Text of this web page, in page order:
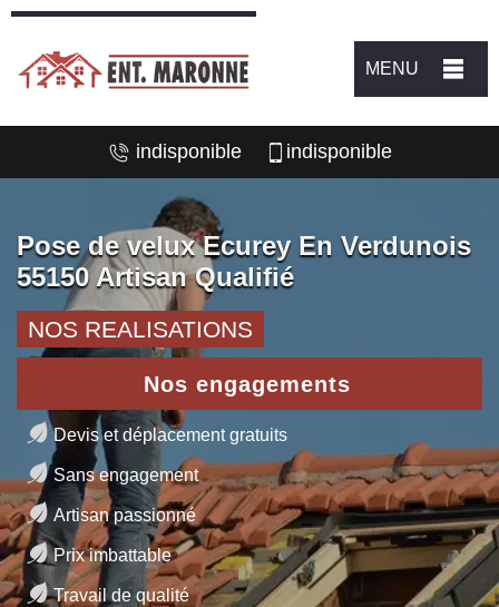
MENU
indisponible indisponible
Pose de velux Ecurey En Verdunois
55150 Artisan Qualifié
NOS REALISATIONS
Nos engagements
Devis et déplacement gratuits
Sans engagement
Artisan passionné
Prix imbattable
Travail de qualité